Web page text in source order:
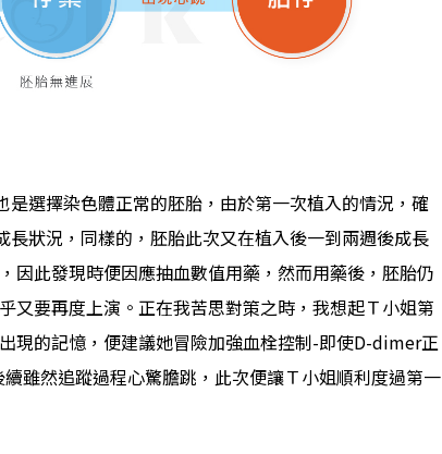
選擇染色體正常的胚胎，由於第一次植入的情況，確
狀況，同樣的，胚胎此次又在植入後一到兩週後成長
因此發現時便因應抽血數值用藥，然而用藥後，胚胎仍
又要再度上演。正在我苦思對策之時，我想起Ｔ小姐第
現的記憶，便建議她冒險加強血栓控制-即使D-dimer正
雖然追蹤過程心驚膽跳，此次便讓Ｔ小姐順利度過第一